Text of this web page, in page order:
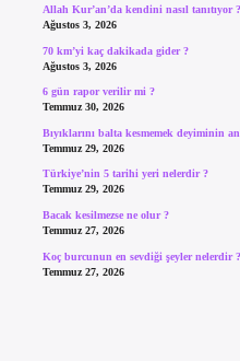
Allah Kur’an’da kendini nasıl tanıtıyor ?
Ağustos 3, 2026
70 km’yi kaç dakikada gider ?
Ağustos 3, 2026
6 gün rapor verilir mi ?
Temmuz 30, 2026
Bıyıklarını balta kesmemek deyiminin
Temmuz 29, 2026
Türkiye’nin 5 tarihi yeri nelerdir ?
Temmuz 29, 2026
Bacak kesilmezse ne olur ?
Temmuz 27, 2026
Koç burcunun en sevdiği şeyler nelerdir ?
Temmuz 27, 2026